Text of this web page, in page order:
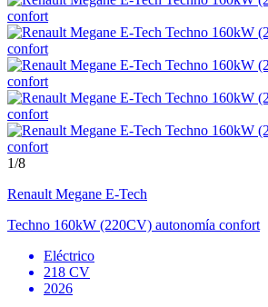
1/8
Renault Megane E-Tech
Techno 160kW (220CV) autonomía confort
Eléctrico
218 CV
2026